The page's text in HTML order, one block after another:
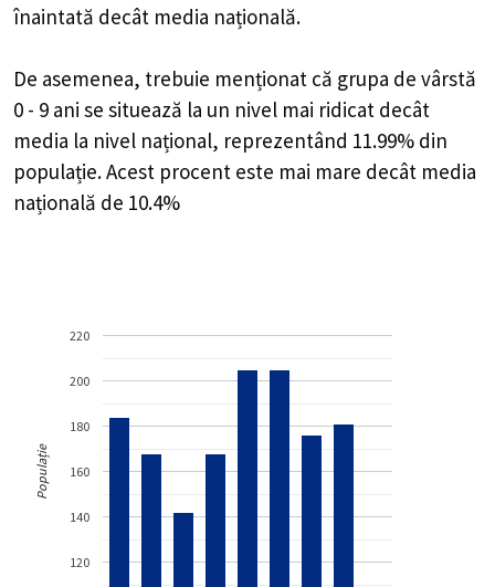
înaintată decât media națională.
De asemenea, trebuie menționat că grupa de vârstă
0 - 9 ani se situează la un nivel mai ridicat decât
media la nivel național, reprezentând 11.99% din
populație. Acest procent este mai mare decât media
națională de 10.4%
120
140
160
180
200
220
Populație